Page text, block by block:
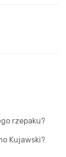
rzepaku?
Kujawski?